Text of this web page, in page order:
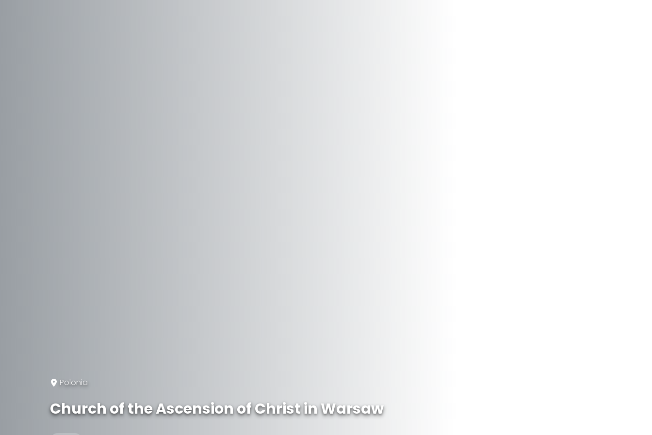
Polonia
Church of the Ascension of Christ in Warsaw